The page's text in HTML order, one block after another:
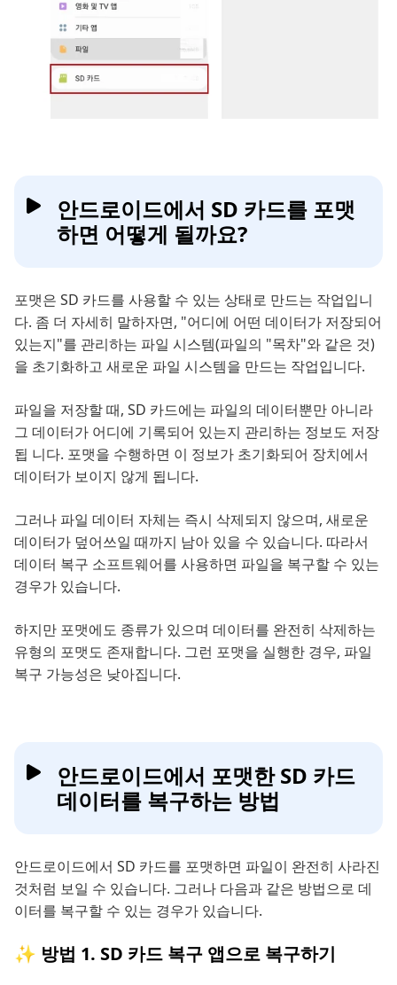
안드로이드에서 SD 카드를 포맷
하면 어떻게 될까요?
포맷은 SD 카드를 사용할 수 있는 상태로 만드는 작업입니
다. 좀 더 자세히 말하자면, "어디에 어떤 데이터가 저장되어
있는지"를 관리하는 파일 시스템(파일의 "목차"와 같은 것)
을 초기화하고 새로운 파일 시스템을 만드는 작업입니다.
파일을 저장할 때, SD 카드에는 파일의 데이터뿐만 아니라
그 데이터가 어디에 기록되어 있는지 관리하는 정보도 저장
됩 니다. 포맷을 수행하면 이 정보가 초기화되어 장치에서
데이터가 보이지 않게 됩니다.
그러나 파일 데이터 자체는 즉시 삭제되지 않으며, 새로운
데이터가 덮어쓰일 때까지 남아 있을 수 있습니다. 따라서
데이터 복구 소프트웨어를 사용하면 파일을 복구할 수 있는
경우가 있습니다.
하지만 포맷에도 종류가 있으며 데이터를 완전히 삭제하는
유형의 포맷도 존재합니다. 그런 포맷을 실행한 경우, 파일
복구 가능성은 낮아집니다.
안드로이드에서 포맷한 SD 카드
데이터를 복구하는 방법
안드로이드에서 SD 카드를 포맷하면 파일이 완전히 사라진
것처럼 보일 수 있습니다. 그러나 다음과 같은 방법으로 데
이터를 복구할 수 있는 경우가 있습니다.
✨ 방법 1. SD 카드 복구 앱으로 복구하기